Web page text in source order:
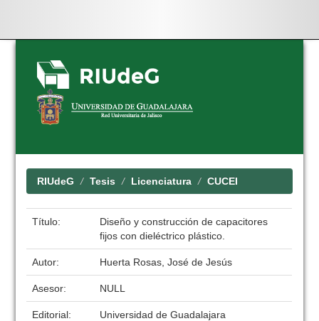
Skip
navigation
RIUdeG Tesis Licenciatura CUCEI
Título:
Diseño y construcción de capacitores
fijos con dieléctrico plástico.
Autor: Huerta Rosas, José de Jesús
Asesor: NULL
Editorial:
Universidad de Guadalajara